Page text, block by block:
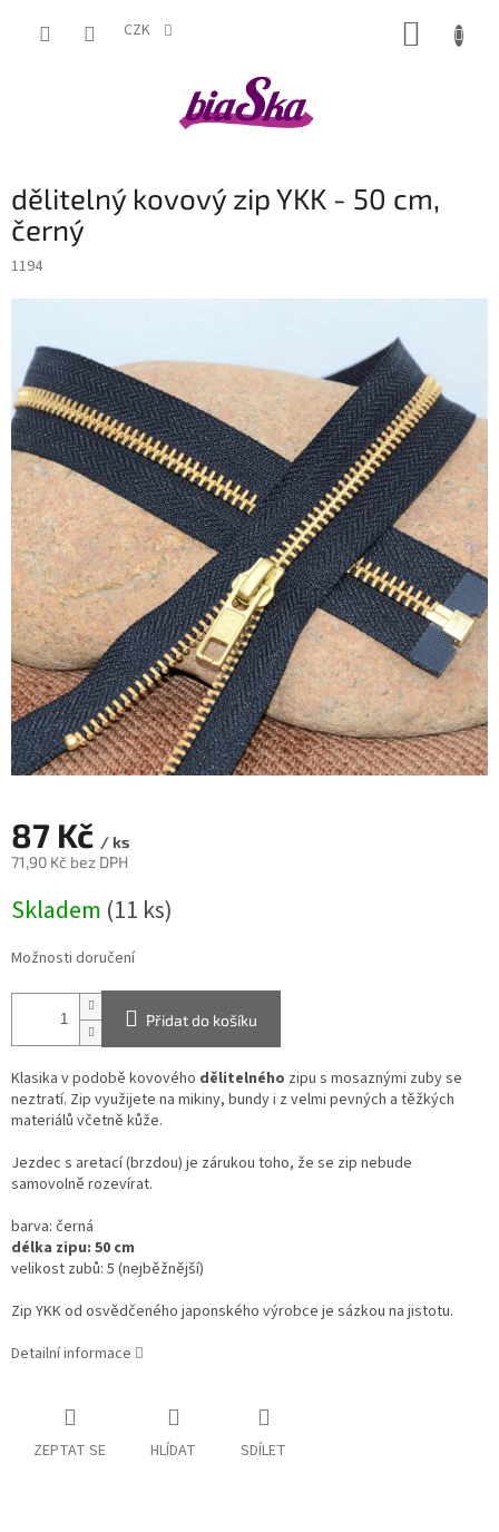
CZK
dělitelný kovový zip YKK - 50 cm,
černý
1194
87 Kč / ks
71,90 Kč bez DPH
cena:
Skladem (11 ks)
Možnosti doručení
Přidat do košíku
Klasika v podobě kovového dělitelného zipu s mosaznými zuby se
neztratí. Zip využijete na mikiny, bundy i z velmi pevných a těžkých
materiálů včetně kůže.
Jezdec s aretací (brzdou) je zárukou toho, že se zip nebude
samovolně rozevírat.
barva: černá
délka zipu: 50 cm
velikost zubů: 5 (nejběžnější)
Zip YKK od osvědčeného japonského výrobce je sázkou na jistotu.
Detailní informace
ZEPTAT SE HLÍDAT SDÍLET